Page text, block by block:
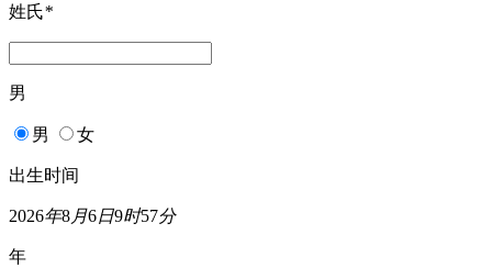
姓氏*
男
男 女
出生时间
2026年8月6日9时57分
年